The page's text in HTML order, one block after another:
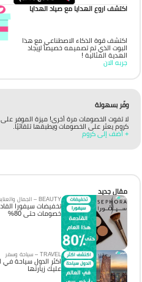
اكتشف اروع الهدايا مع صياد الهدايا
اكتشف قوة الذكاء الاصطناعي مع هذا
البوت الذي تم تصميمه خصيصاً لإيجاد
الهدية المثالية !
جربه الان
وفّر بسهولة
لا تفوت الخصومات مرة أخرى! ميزة الموفر على
كروم يعثر على الخصومات ويطبقها تلقائيًا.
+ أضف إلى كروم
مقال جديد
BEAUTY – الجمال والعناية
خصومات حتى 80%
TRAVEL – سياحة وسفر
عليك زيارتها